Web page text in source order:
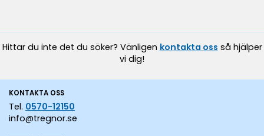
Hittar du inte det du söker? Vänligen kontakta oss så hjälper
vi dig!
KONTAKTA OSS
Tel. 0570-12150
info@tregnor.se